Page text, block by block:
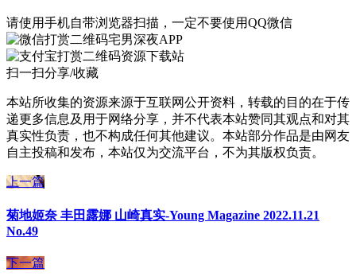
请使用手机自带浏览器扫描，一定不要使用QQ微信
宅男深夜APP
资源下载站
扫一扫分享/收藏
本站所收集的资源来源于互联网公开资料，转载的目的在于传
递更多信息及用于网络分享，并不代表本站赞同其观点和对其
真实性负责，也不构成任何其他建议。本站部分作品是由网友
自主投稿和发布，本站仅为交流平台，不为其版权负责。
上一篇
菊地姬奈 丰田露娜 山崎真实-Young Magazine 2022.11.21
No.49
下一篇